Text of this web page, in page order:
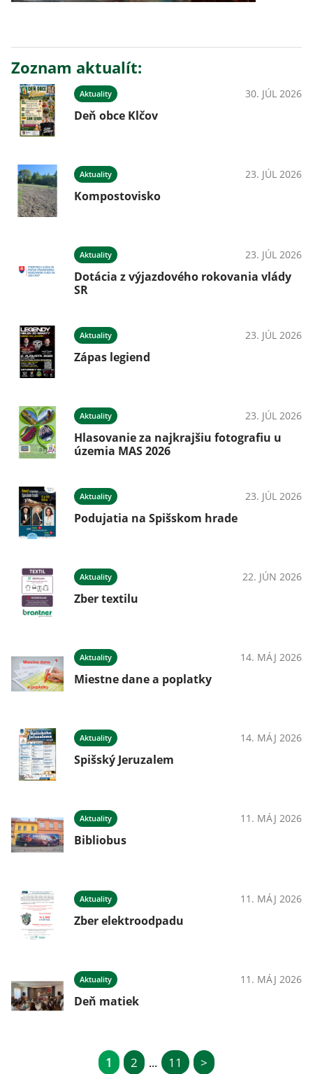
Zoznam aktualít:
Aktuality 30. JÚL 2026
Deň obce Klčov
Aktuality 23. JÚL 2026
Kompostovisko
Aktuality 23. JÚL 2026
Dotácia z výjazdového rokovania vlády
SR
Aktuality 23. JÚL 2026
Zápas legiend
Aktuality 23. JÚL 2026
Hlasovanie za najkrajšiu fotografiu u
územia MAS 2026
Aktuality 23. JÚL 2026
Podujatia na Spišskom hrade
Aktuality 22. JÚN 2026
Zber textilu
Aktuality 14. MÁJ 2026
Miestne dane a poplatky
Aktuality 14. MÁJ 2026
Spišský Jeruzalem
Aktuality 11. MÁJ 2026
Bibliobus
Aktuality 11. MÁJ 2026
Zber elektroodpadu
Aktuality 11. MÁJ 2026
Deň matiek
1 2 ... 11 >